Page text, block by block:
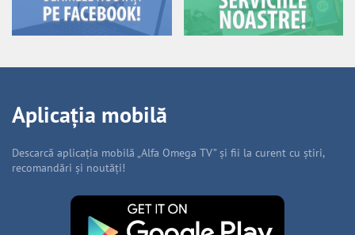
Aplicația mobilă
Descarcă aplicația mobilă „Alfa Omega TV” și fii la curent cu știri,
recomandări și noutăți!